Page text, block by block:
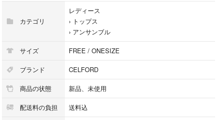
カテゴリ
レディース
› トップス
› アンサンブル
サイズ FREE / ONESIZE
ブランド CELFORD
商品の状態 新品、未使用
配送料の負担 送料込